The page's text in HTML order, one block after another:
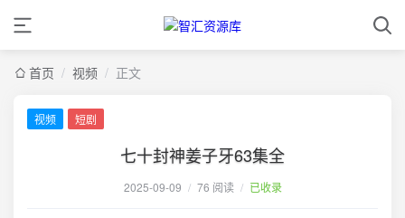
首页 / 视频 / 正文
视频 短剧
七十封神姜子牙63集全
2025-09-09 / 76 阅读 / 已收录